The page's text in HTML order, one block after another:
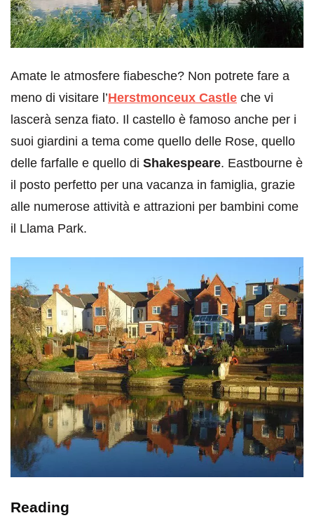
Amate le atmosfere fiabesche? Non potrete fare a
meno di visitare l’Herstmonceux Castle che vi
lascerà senza fiato. Il castello è famoso anche per i
suoi giardini a tema come quello delle Rose, quello
delle farfalle e quello di Shakespeare. Eastbourne è
il posto perfetto per una vacanza in famiglia, grazie
alle numerose attività e attrazioni per bambini come
il Llama Park.
Reading